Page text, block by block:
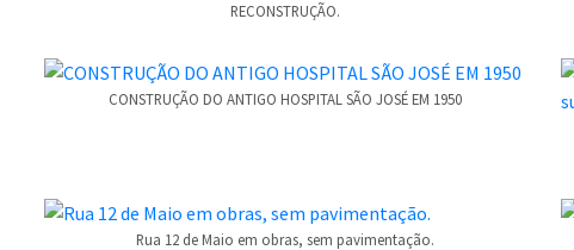
RECONSTRUÇÃO.
CONSTRUÇÃO DO ANTIGO HOSPITAL SÃO JOSÉ EM 1950
Rua 12 de Maio em obras, sem pavimentação.